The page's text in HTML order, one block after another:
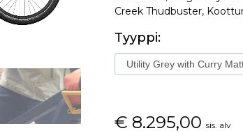
Creek Thudbuster,
Tyyppi:
€ 8.295,00 sis. alv